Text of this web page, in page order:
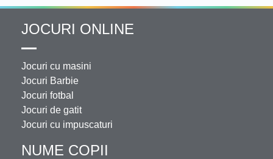
JOCURI ONLINE
Jocuri cu masini
Jocuri Barbie
Jocuri fotbal
Jocuri de gatit
Jocuri cu impuscaturi
NUME COPII